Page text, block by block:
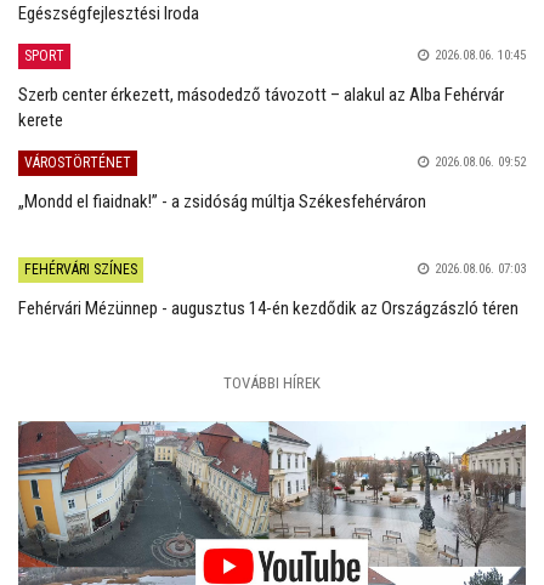
Egészségfejlesztési Iroda
SPORT 2026.08.06. 10:45
Szerb center érkezett, másodedző távozott – alakul az Alba Fehérvár
kerete
VÁROSTÖRTÉNET 2026.08.06. 09:52
„Mondd el fiaidnak!” - a zsidóság múltja Székesfehérváron
FEHÉRVÁRI SZÍNES 2026.08.06. 07:03
Fehérvári Mézünnep - augusztus 14-én kezdődik az Országzászló téren
TOVÁBBI HÍREK